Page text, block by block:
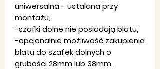
uniwersalna - ustalana przy
montażu,
-szafki dolne nie posiadają blatu,
-opcjonalnie możliwość zakupienia
blatu do szafek dolnych o
grubości 28mm lub 38mm,